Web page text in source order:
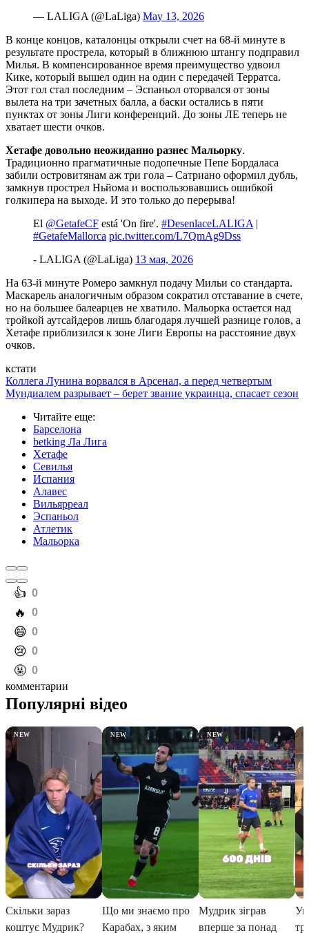
— LALIGA (@LaLiga) May 13, 2026
В конце концов, каталонцы открыли счет на 68-й минуте в
результате прострела, который в ближнюю штангу подправил
Милья. В компенсированное время преимущество удвоил
Кике, который вышел один на один с передачей Терратса.
Этот гол стал последним – Эспаньол оторвался от зоны
вылета на три зачетных балла, а баски остались в пяти
пунктах от зоны Лиги конференций. До зоны ЛЕ теперь не
хватает шести очков.
Хетафе довольно неожиданно разнес Мальорку.
Традиционно прагматичные подопечные Пепе Бордаласа
забили островитянам аж три гола – Сатриано оформил дубль,
замкнув прострел Ньйома и воспользовавшись ошибкой
голкипера на выходе. И это только до перерыва!
El @GetafeCF está 'On fire'. #DesenlaceLALIGA |
#GetafeMallorca pic.twitter.com/L7QmAg9Dss
- LALIGA (@LaLiga) 13 мая, 2026
На 63-й минуте Ромеро замкнул подачу Мильи со стандарта.
Маскарель аналогичным образом сократил отставание в счете,
но на большее балеарцев не хватило. Мальорка остается над
тройкой аутсайдеров лишь благодаря лучшей разнице голов, а
Хетафе приблизился к зоне Лиги Европы на расстояние двух
очков.
кстати
Коллега Лунина ворвался в Арсенал, а перед четвертым
Мундиалем разрывает – берет звание украинца, спасает сезон
Читайте еще:
Барселона
betking Ла Лига
Хетафе
Севилья
Испания
Алавес
Вильярреал
Эспаньол
Атлетик
Мальорка
️👍 0
️🔥 0
️😄 0
️😢 0
️🤬 0
комментарии